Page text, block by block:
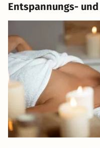
Entspannungs-